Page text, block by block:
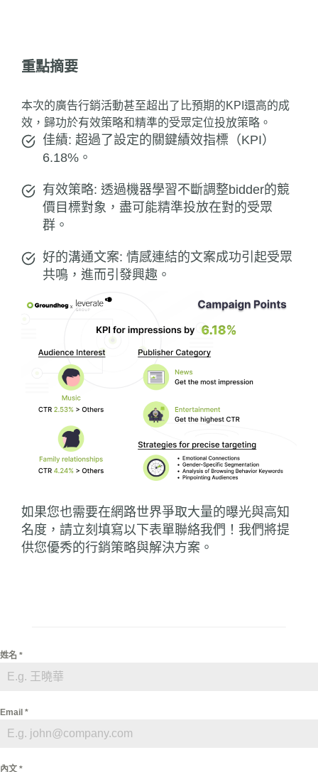
重點摘要
本次的廣告行銷活動甚至超出了比預期的KPI還高的成
效，歸功於有效策略和精準的受眾定位投放策略。
佳績: 超過了設定的關鍵績效指標（KPI）
6.18%。
有效策略: 透過機器學習不斷調整bidder的競
價目標對象，盡可能精準投放在對的受眾
群。
好的溝通文案: 情感連結的文案成功引起受眾
共鳴，進而引發興趣。
如果您也需要在網路世界爭取大量的曝光與高知
名度，請立刻填寫以下表單聯絡我們！我們將提
供您優秀的行銷策略與解決方案。
姓名 *
Email *
內文 *